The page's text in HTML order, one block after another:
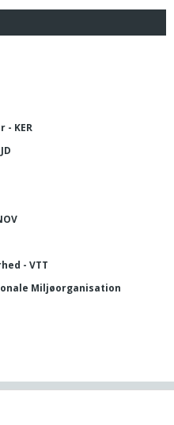
- KER
- VTT
Miljøorganisation